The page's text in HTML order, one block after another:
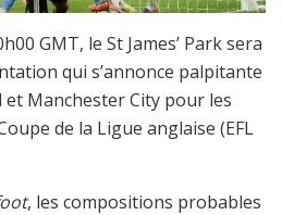
GMT, le St James’ Park sera
qui s’annonce palpitante
Manchester City pour les
de la Ligue anglaise (EFL
, les compositions probables